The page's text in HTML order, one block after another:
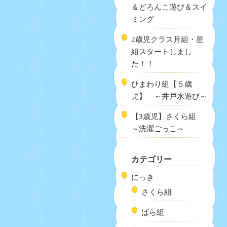
＆どろんこ遊び＆スイ
ミング
2歳児クラス月組・星
組スタートしまし
た！！
ひまわり組【５歳
児】 ～井戸水遊び～
【3歳児】さくら組
～洗濯ごっこ～
カテゴリー
にっき
さくら組
ばら組